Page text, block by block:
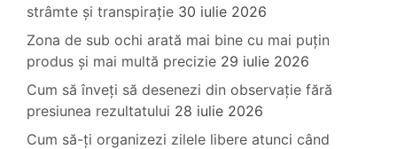
strâmte și transpirație 30 iulie 2026
Zona de sub ochi arată mai bine cu mai puțin
produs și mai multă precizie 29 iulie 2026
Cum să înveți să desenezi din observație fără
presiunea rezultatului 28 iulie 2026
Cum să-ți organizezi zilele libere atunci când